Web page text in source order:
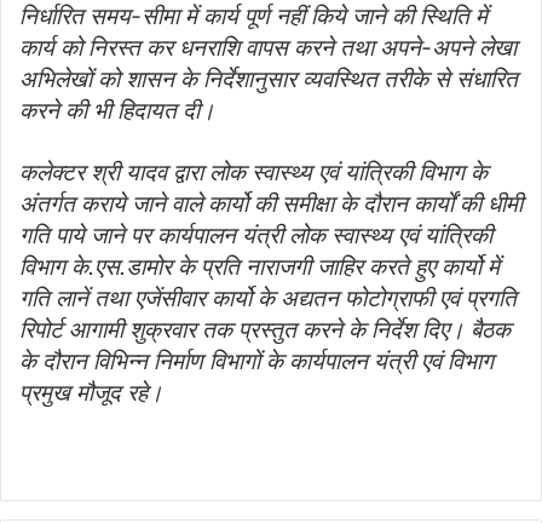
निर्धारित समय-सीमा में कार्य पूर्ण नहीं किये जाने की स्थिति में
कार्य को निरस्त कर धनराशि वापस करने तथा अपने-अपने लेखा
अभिलेखों को शासन के निर्देशानुसार व्यवस्थित तरीके से संधारित
करने की भी हिदायत दी।
कलेक्टर श्री यादव द्वारा लोक स्वास्थ्य एवं यांत्रिकी विभाग के
अंतर्गत कराये जाने वाले कार्यो की समीक्षा के दौरान कार्यों की धीमी
गति पाये जाने पर कार्यपालन यंत्री लोक स्वास्थ्य एवं यांत्रिकी
विभाग के.एस.डामोर के प्रति नाराजगी जाहिर करते हुए कार्यो में
गति लानें तथा एजेंसीवार कार्यो के अद्यतन फोटोग्राफी एवं प्रगति
रिपोर्ट आगामी शुक्रवार तक प्रस्तुत करने के निर्देश दिए। बैठक
के दौरान विभिन्न निर्माण विभागों के कार्यपालन यंत्री एवं विभाग
प्रमुख मौजूद रहे।